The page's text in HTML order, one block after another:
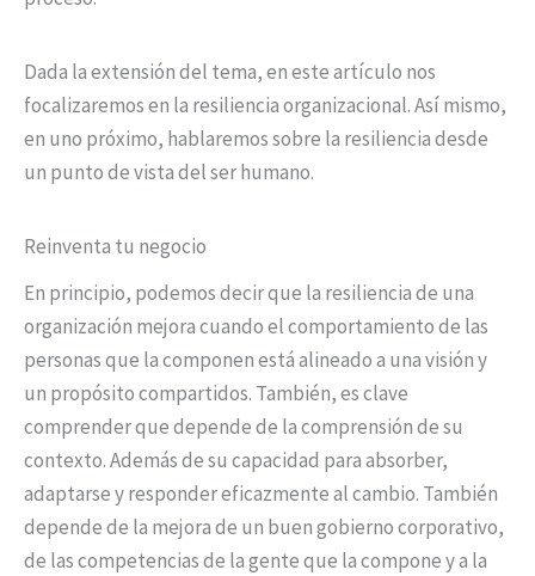
Dada la extensión del tema, en este artículo nos
focalizaremos en la resiliencia organizacional. Así mismo,
en uno próximo, hablaremos sobre la resiliencia desde
un punto de vista del ser humano.
Reinventa tu negocio
En principio, podemos decir que la resiliencia de una
organización mejora cuando el comportamiento de las
personas que la componen está alineado a una visión y
un propósito compartidos. También, es clave
comprender que depende de la comprensión de su
contexto. Además de su capacidad para absorber,
adaptarse y responder eficazmente al cambio. También
depende de la mejora de un buen gobierno corporativo,
de las competencias de la gente que la compone y a la